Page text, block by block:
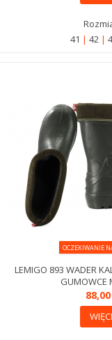
41
42
OCZEKIWANIE
LEMIGO 893 WADER
GUMOWCE
88,00